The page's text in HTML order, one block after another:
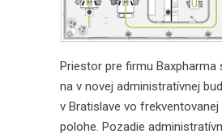
Priestor pre firmu Baxpharma
na v novej administratívnej
v Bratislave vo
polohe. Pozadie